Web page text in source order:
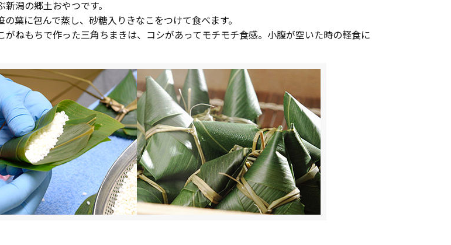
潟の郷土おやつです。
葉に包んで蒸し、砂糖入りきなこをつけて食べます。
がねもちで作った三角ちまきは、コシがあってモチモチ食感。小腹が空いた時の軽食に